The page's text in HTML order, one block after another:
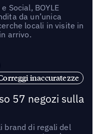
Social, BOYLE
da un’unica
locali in visite in
arrivo.
inaccuratezze
57 negozi sulla
brand di regali del